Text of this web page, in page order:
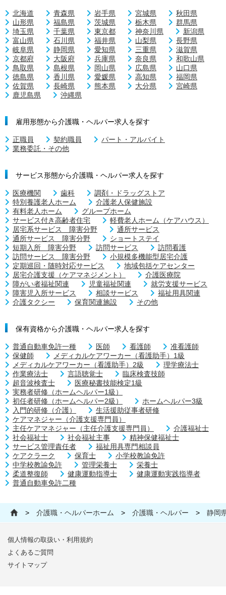
北海道 青森県 岩手県 宮城県
秋田県
山形県
福島県 茨城県 栃木県
群馬県
埼玉県
千葉県 東京都 神奈川県
新潟県
富山県
石川県 福井県 山梨県
長野県
岐阜県
静岡県 愛知県 三重県
滋賀県
京都府
大阪府 兵庫県 奈良県
和歌山県
鳥取県
島根県 岡山県 広島県
山口県
徳島県
香川県 愛媛県 高知県
福岡県
佐賀県
長崎県 熊本県 大分県
宮崎県
鹿児島県
沖縄県
雇用形態から介護職・ヘルパー求人を探す
正職員 契約職員
パート・アルバイト
業務委託・その他
サービス形態から介護職・ヘルパー求人を探す
医療機関 歯科
調剤・ドラッグストア
特別養護老人ホーム
介護老人保健施設
有料老人ホーム
グループホーム
サービス付き高齢者住宅
軽費老人ホーム（ケアハウス）
居宅系サービス 障害分野
通所サービス
通所サービス 障害分野
ショートステイ
短期入所 障害分野
訪問サービス
訪問看護
訪問サービス 障害分野
小規模多機能型居宅介護
定期巡回・随時対応サービス
地域包括ケアセンター
居宅介護支援（ケアマネジメント）
介護医療院
障がい者福祉関連
児童福祉関連
就労支援サービス
障害児入所サービス
相談サービス
福祉用具関連
介護タクシー
保育関連施設 その他
保有資格から介護職・ヘルパー求人を探す
普通自動車免許一種 医師 看護師
准看護師
保健師
メディカルケアワーカー（看護助手）1級
メディカルケアワーカー（看護助手）2級
理学療法士
作業療法士
言語聴覚士
臨床検査技師
超音波検査士
医療秘書技能検定1級
実務者研修（ホームヘルパー1級）
初任者研修（ホームヘルパー2級）
ホームヘルパー3級
入門的研修（介護）
生活援助従事者研修
ケアマネジャー（介護支援専門員）
主任ケアマネジャー（主任介護支援専門員）
介護福祉士
社会福祉士
社会福祉主事
精神保健福祉士
サービス管理責任者
福祉用具専門相談員
ケアクラーク
保育士
小学校教諭免許
中学校教諭免許
管理栄養士
栄養士
柔道整復師
健康運動指導士
健康運動実践指導者
普通自動車免許二種
> 介護職・ヘルパーホーム > 介護職・ヘルパー > 静岡
個人情報の取扱い・利用規約
よくあるご質問
サイトマップ